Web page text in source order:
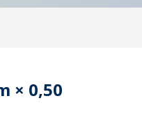
× 0,50